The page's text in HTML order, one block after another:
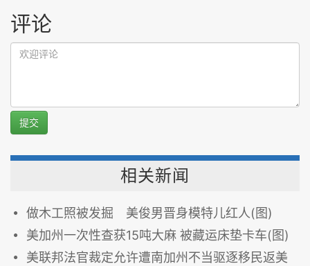
评论
提交
相关新闻
做木工照被发掘 美俊男晋身模特儿红人(图)
美加州一次性查获15吨大麻 被藏运床垫卡车(图)
美联邦法官裁定允许遭南加州不当驱逐移民返美